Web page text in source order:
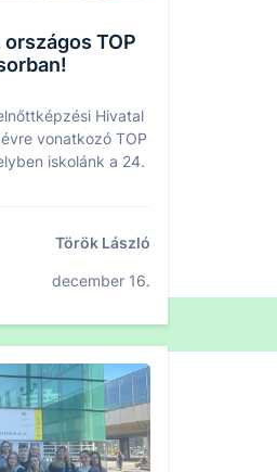
TOP
Hivatal
vonatkozó TOP
iskolánk a 24.
Török László
december 16.